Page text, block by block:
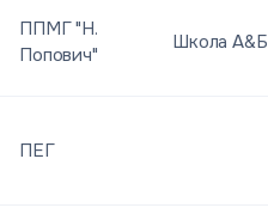
ППМГ "Н.
Попович"
Школа А&Б
ПЕГ